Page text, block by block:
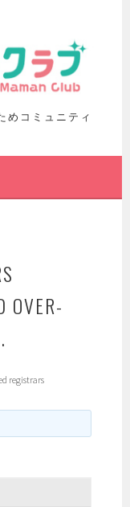
めコミュニティ
OVER-
registrars